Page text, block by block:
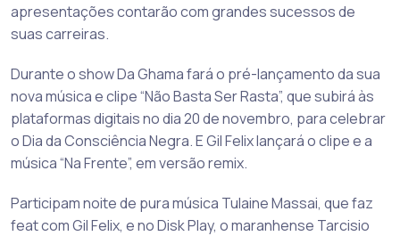
apresentações contarão com grandes sucessos de
suas carreiras.
Durante o show Da Ghama fará o pré-lançamento da sua
nova música e clipe “Não Basta Ser Rasta”, que subirá às
plataformas digitais no dia 20 de novembro, para celebrar
o Dia da Consciência Negra. E Gil Felix lançará o clipe e a
música “Na Frente”, em versão remix.
Participam noite de pura música Tulaine Massai, que faz
feat com Gil Felix, e no Disk Play, o maranhense Tarcisio